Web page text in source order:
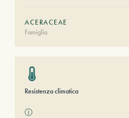
ACERACEAE
Famiglia
Resistenza climatica
ⓘ